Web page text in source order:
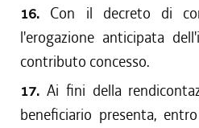
16. Con il decreto di
l'erogazione anticipata
contributo concesso.
17. Ai fini della
beneficiario presenta,